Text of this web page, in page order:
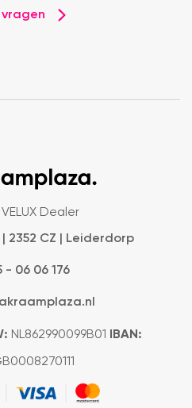
Dealer
2352 CZ | Leiderdorp
- 06 06 176
NL862990099B01 IBAN: